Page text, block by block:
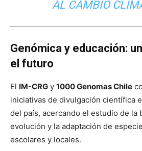
AL CAMBIO
Genómica y educación:
el futuro
El IM-CRG y 1000 Genomas Chile
iniciativas de divulgación científica
del país, acercando el estudio de la
evolución y la adaptación de
escolares y locales.